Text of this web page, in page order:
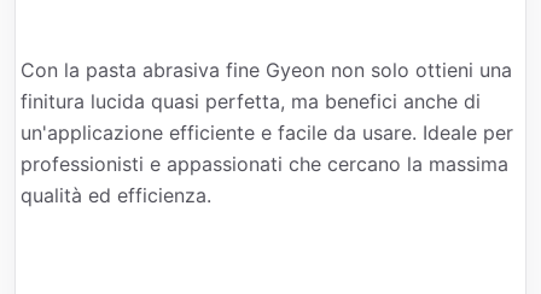
Con la pasta abrasiva fine Gyeon non solo ottieni una
finitura lucida quasi perfetta, ma benefici anche di
un'applicazione efficiente e facile da usare. Ideale per
professionisti e appassionati che cercano la massima
qualità ed efficienza.